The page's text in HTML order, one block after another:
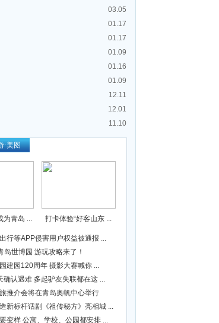
03.05
01.17
01.17
01.09
01.16
01.09
12.11
12.01
11.10